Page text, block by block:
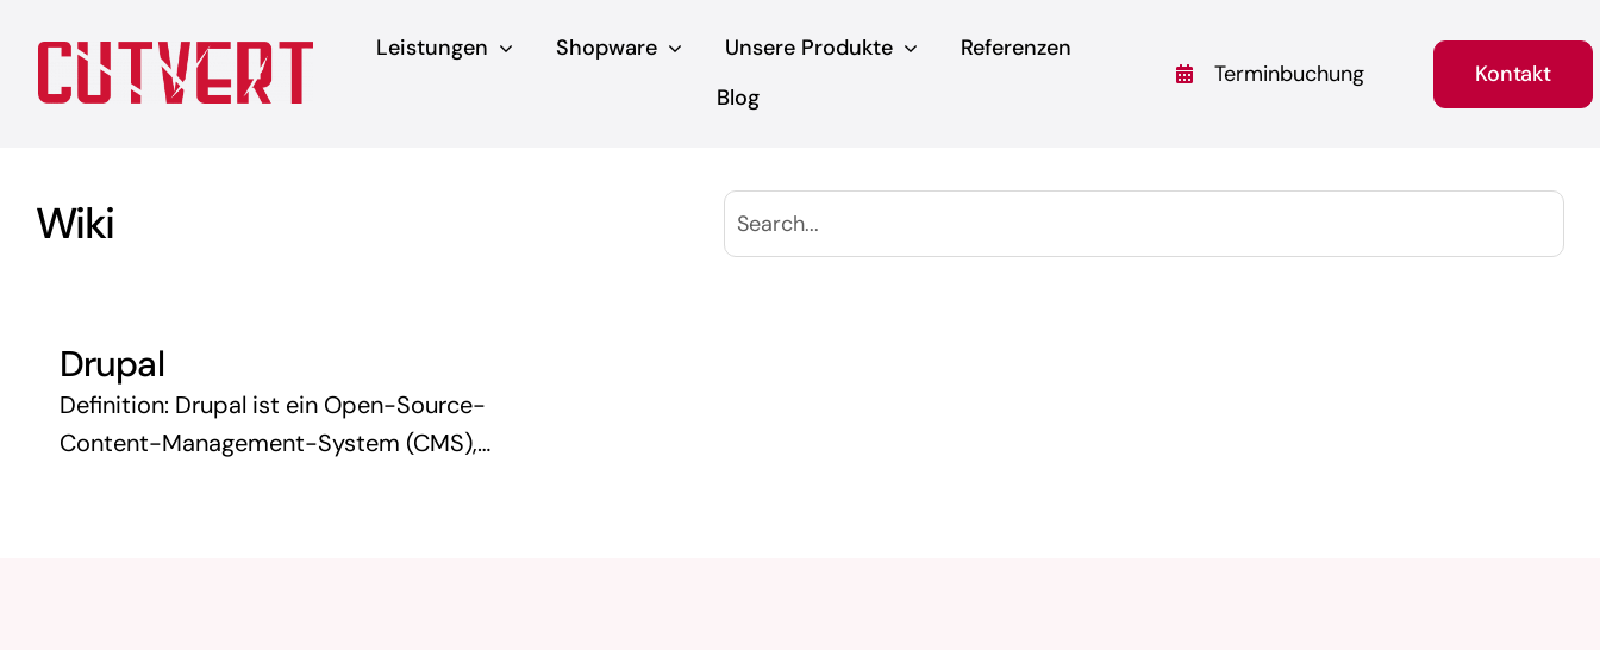
Inhalt
springen
Leistungen Shopware Unsere Produkte
Referenzen
Blog
Terminbuchung Kontakt
Wiki
Drupal
Definition: Drupal ist ein Open-Source-
Content-Management-System (CMS),